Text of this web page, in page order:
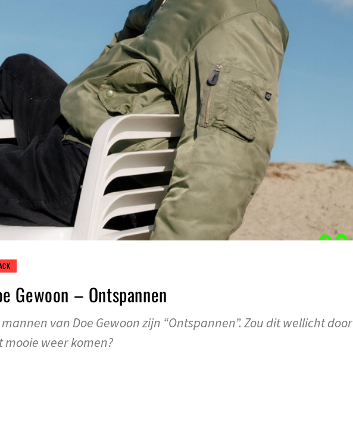
Gewoon – Ontspannen
mannen van Doe Gewoon zijn “Ontspannen”. Zou dit wellicht door
mooie weer komen?